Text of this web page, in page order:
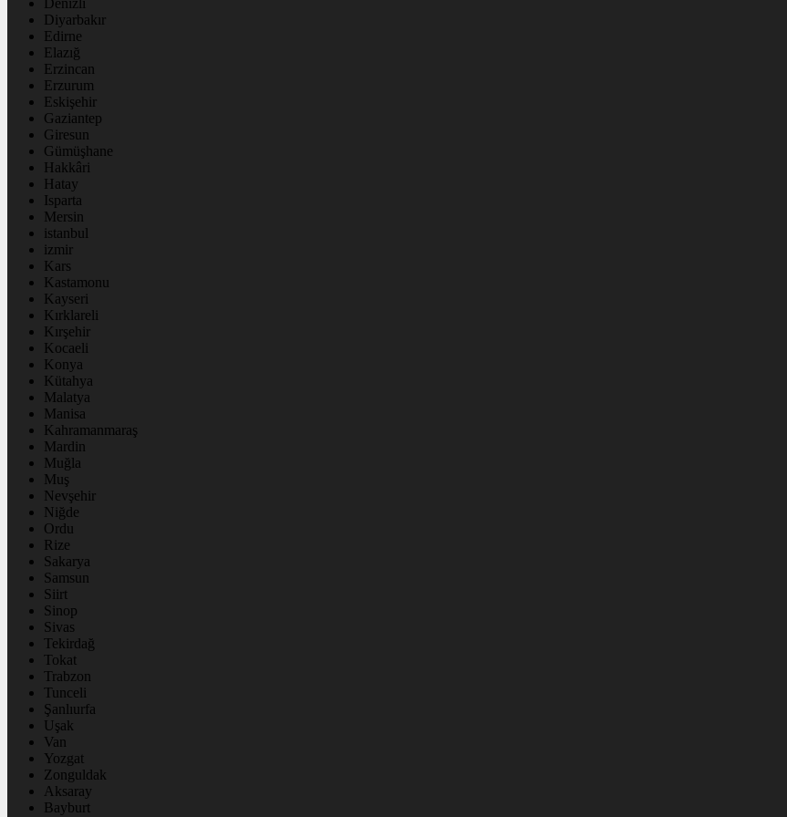
Denizli
Diyarbakır
Edirne
Elazığ
Erzincan
Erzurum
Eskişehir
Gaziantep
Giresun
Gümüşhane
Hakkâri
Hatay
Isparta
Mersin
istanbul
izmir
Kars
Kastamonu
Kayseri
Kırklareli
Kırşehir
Kocaeli
Konya
Kütahya
Malatya
Manisa
Kahramanmaraş
Mardin
Muğla
Muş
Nevşehir
Niğde
Ordu
Rize
Sakarya
Samsun
Siirt
Sinop
Sivas
Tekirdağ
Tokat
Trabzon
Tunceli
Şanlıurfa
Uşak
Van
Yozgat
Zonguldak
Aksaray
Bayburt